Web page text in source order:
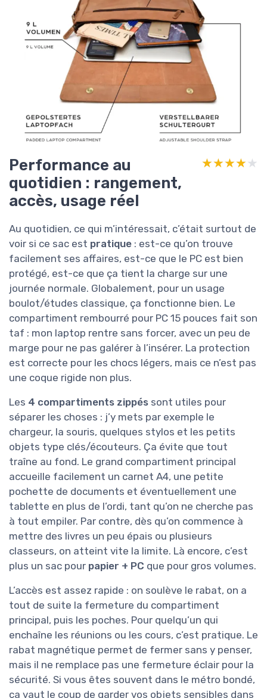
Performance au
quotidien : rangement,
accès, usage réel
★★★★★
★★★★★
Au quotidien, ce qui m’intéressait, c’était surtout de
voir si ce sac est pratique : est-ce qu’on trouve
facilement ses affaires, est-ce que le PC est bien
protégé, est-ce que ça tient la charge sur une
journée normale. Globalement, pour un usage
boulot/études classique, ça fonctionne bien. Le
compartiment rembourré pour PC 15 pouces fait son
taf : mon laptop rentre sans forcer, avec un peu de
marge pour ne pas galérer à l’insérer. La protection
est correcte pour les chocs légers, mais ce n’est pas
une coque rigide non plus.
Les 4 compartiments zippés sont utiles pour
séparer les choses : j’y mets par exemple le
chargeur, la souris, quelques stylos et les petits
objets type clés/écouteurs. Ça évite que tout
traîne au fond. Le grand compartiment principal
accueille facilement un carnet A4, une petite
pochette de documents et éventuellement une
tablette en plus de l’ordi, tant qu’on ne cherche pas
à tout empiler. Par contre, dès qu’on commence à
mettre des livres un peu épais ou plusieurs
classeurs, on atteint vite la limite. Là encore, c’est
plus un sac pour papier + PC que pour gros volumes.
L’accès est assez rapide : on soulève le rabat, on a
tout de suite la fermeture du compartiment
principal, puis les poches. Pour quelqu’un qui
enchaîne les réunions ou les cours, c’est pratique. Le
rabat magnétique permet de fermer sans y penser,
mais il ne remplace pas une fermeture éclair pour la
sécurité. Si vous êtes souvent dans le métro bondé,
ça vaut le coup de garder vos objets sensibles dans